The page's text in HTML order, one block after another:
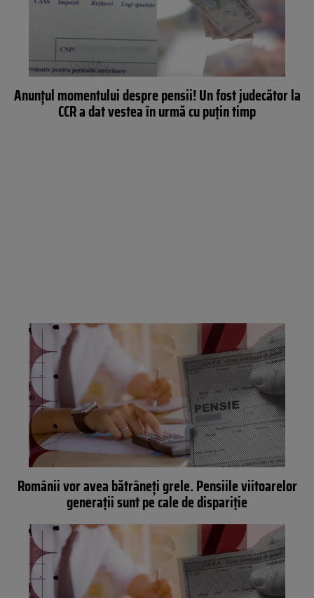
Anunțul momentului despre pensii! Un fost judecător la
CCR a dat vestea în urmă cu puțin timp
Românii vor avea bătrâneți grele. Pensiile viitoarelor
generații sunt pe cale de dispariție